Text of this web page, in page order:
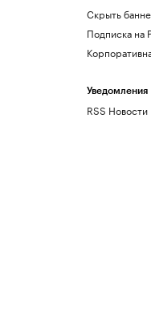
Скрыть
Подписка на
Уведомления
RSS Новости